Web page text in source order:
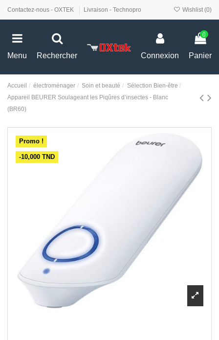
Contactez-nous - OXTEK Livraison - Technopro Wishlist (0)
Menu Rechercher Connexion
0
Panier
Accueil électroménager Soin et beauté
Sélection Bien-être
Appareil BEURER Soulageant les Piqûres d’insectes - Blanc
(BR60)
Promo !
-10,000 TND